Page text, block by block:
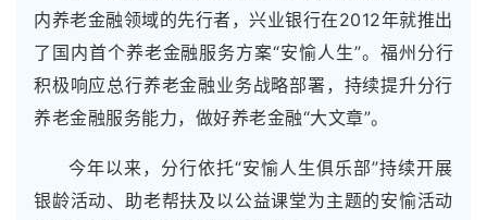
内养老金融领域的先行者，兴业银行在2012年就推出
了国内首个养老金融服务方案“安愉人生”。福州分行
积极响应总行养老金融业务战略部署，持续提升分行
养老金融服务能力，做好养老金融“大文章”。
今年以来，分行依托“安愉人生俱乐部”持续开展
银龄活动、助老帮扶及以公益课堂为主题的安愉活动